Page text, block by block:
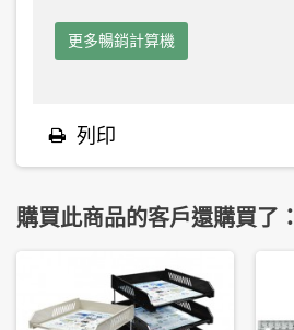
更多暢銷計算機
列印
購買此商品的客戶還購買了：